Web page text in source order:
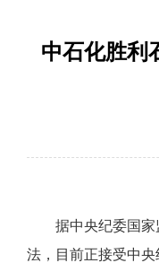
中石化胜利
据中央纪委国家监
法，目前正接受中